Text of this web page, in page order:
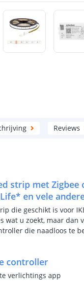
Reviews
strip met
en vele
die geschikt is voor
wat u zoekt, maar dan
die naadloos te
controller
verlichtings app